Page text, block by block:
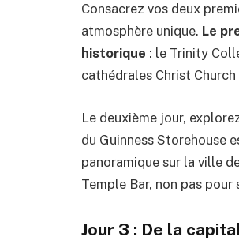
Consacrez vos deux
atmosphère unique. Le
historique : le Trinity
cathédrales Christ
Le deuxième jour,
du Guinness Storehouse
panoramique sur la ville
Temple Bar, non pas pour
Jour 3 : De la